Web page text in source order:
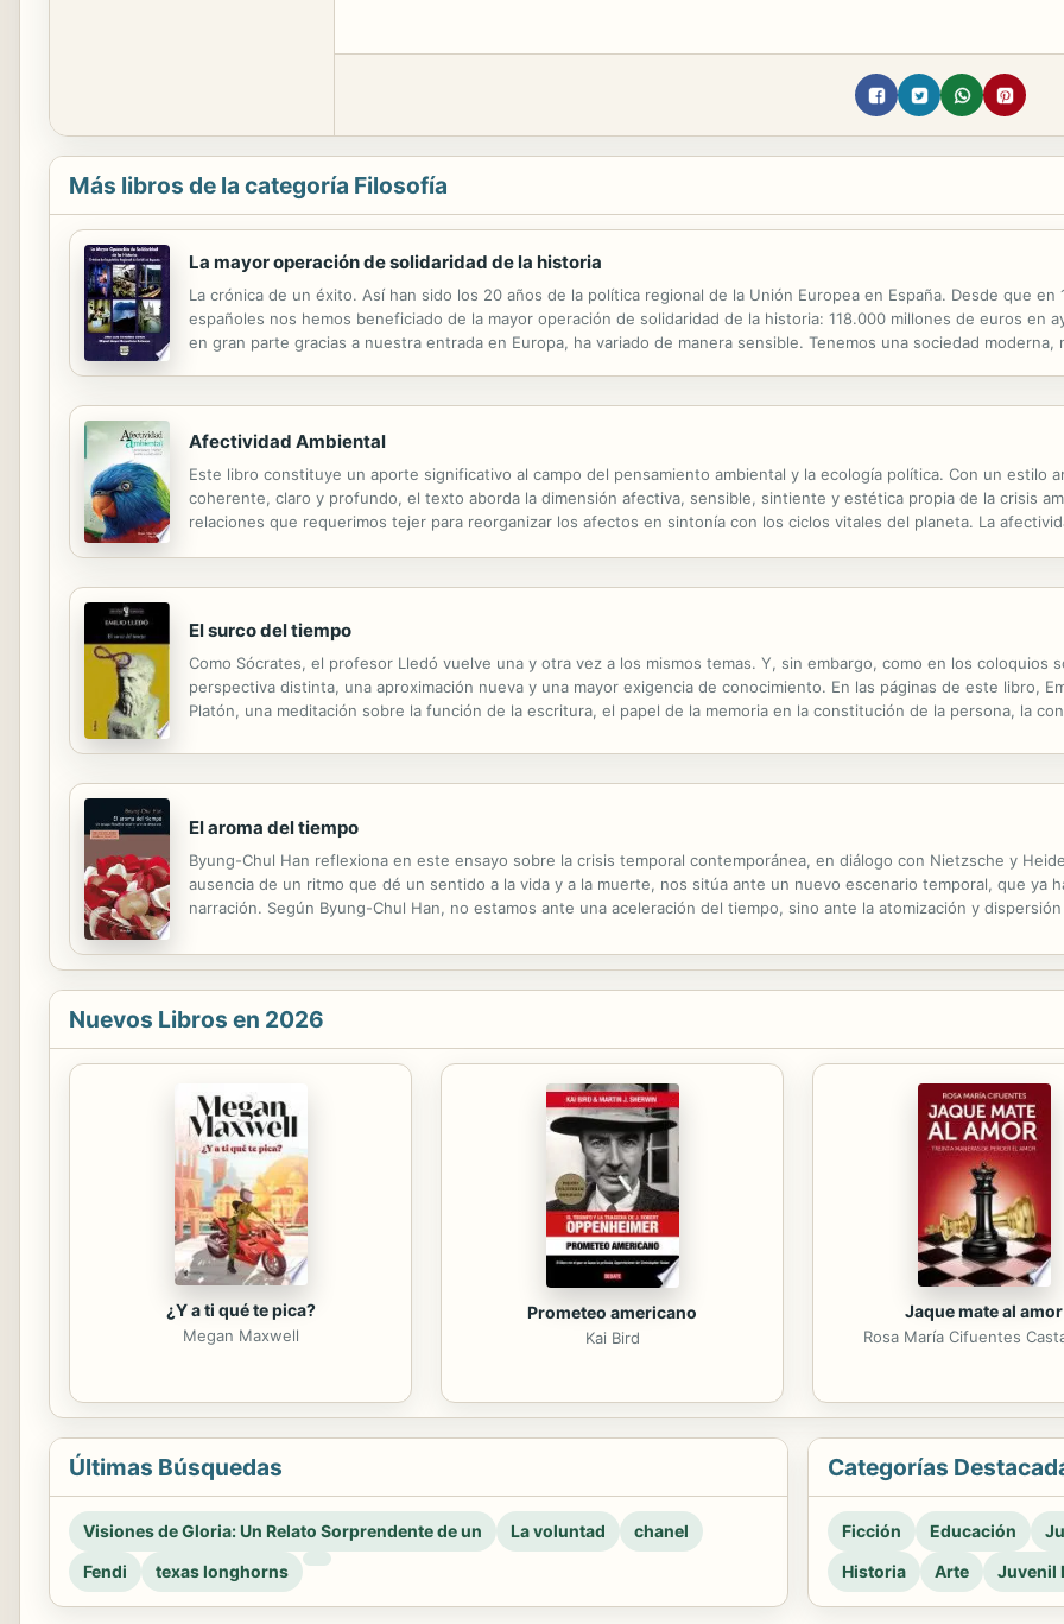
Más libros de la categoría Filosofía
La mayor operación de solidaridad de la historia
La crónica de un éxito. Así han sido los 20 años de la política regional de la Unión Europea en España. Desde que
españoles nos hemos beneficiado de la mayor operación de solidaridad de la historia: 118.000 millones de euros en
en gran parte gracias a nuestra entrada en Europa, ha variado de manera sensible. Tenemos una sociedad
Afectividad Ambiental
Este libro constituye un aporte significativo al campo del pensamiento ambiental y la ecología política. Con un estilo
coherente, claro y profundo, el texto aborda la dimensión afectiva, sensible, sintiente y estética propia de la crisis
relaciones que requerimos tejer para reorganizar los afectos en sintonía con los ciclos vitales del planeta. La
El surco del tiempo
Como Sócrates, el profesor Lledó vuelve una y otra vez a los mismos temas. Y, sin embargo, como en los coloquios
perspectiva distinta, una aproximación nueva y una mayor exigencia de conocimiento. En las páginas de este libro,
Platón, una meditación sobre la función de la escritura, el papel de la memoria en la constitución de la persona, la
El aroma del tiempo
Byung-Chul Han reflexiona en este ensayo sobre la crisis temporal contemporánea, en diálogo con Nietzsche y
ausencia de un ritmo que dé un sentido a la vida y a la muerte, nos sitúa ante un nuevo escenario temporal, que ya
narración. Según Byung-Chul Han, no estamos ante una aceleración del tiempo, sino ante la atomización y
Nuevos Libros en 2026
¿Y a ti qué te pica?
Megan Maxwell
Prometeo americano
Kai Bird
Jaque mate al amor
Rosa María Cifuentes
Últimas Búsquedas
Visiones de Gloria: Un Relato Sorprendente de un La voluntad
chanel
Fendi
texas longhorns
Categorías
Ficción Educación
Historia
Arte Juvenil